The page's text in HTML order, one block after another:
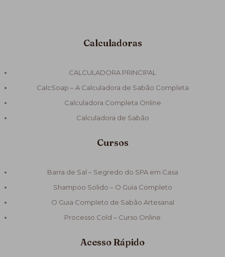
Calculadoras
CALCULADORA PRINCIPAL
CalcSoap – A Calculadora de Sabão Completa
Calculadora Completa Online
Calculadora de Sabão
Cursos
Barra de Sal – Segredo do SPA em Casa
Shampoo Solido – O Guia Completo
O Guia Completo de Sabão Artesanal
Processo Cold – Curso Online
Acesso Rápido